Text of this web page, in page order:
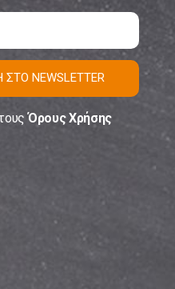
NEWSLETTER
Όρους Χρήσης